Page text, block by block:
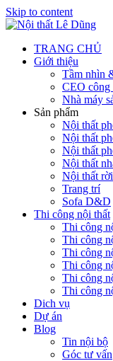
Skip to content
TRANG CHỦ
Giới thiệu
Tầm nhìn
CEO công
Nhà máy
Sản phẩm
Nội thất
Nội thất
Nội thất
Nội thất
Nội thất rời
Trang trí
Sofa D&D
Thi công nội thất
Thi công
Thi công
Thi công
Thi công
Thi công
Thi công
Dich vụ
Dự án
Blog
Tin nội bộ
Góc tư vấn